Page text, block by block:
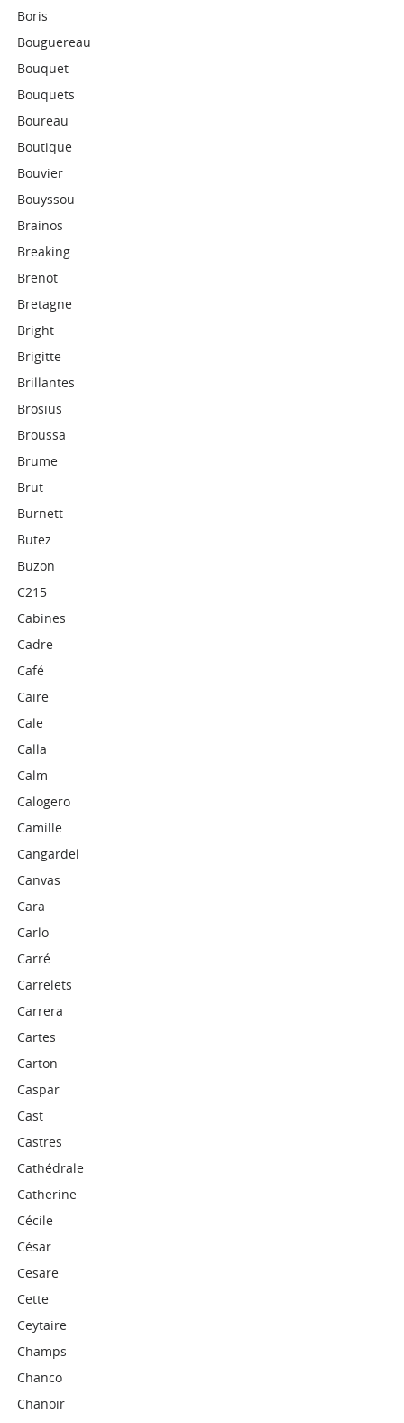
Boris
Bouguereau
Bouquet
Bouquets
Boureau
Boutique
Bouvier
Bouyssou
Brainos
Breaking
Brenot
Bretagne
Bright
Brigitte
Brillantes
Brosius
Broussa
Brume
Brut
Burnett
Butez
Buzon
C215
Cabines
Cadre
Café
Caire
Cale
Calla
Calm
Calogero
Camille
Cangardel
Canvas
Cara
Carlo
Carré
Carrelets
Carrera
Cartes
Carton
Caspar
Cast
Castres
Cathédrale
Catherine
Cécile
César
Cesare
Cette
Ceytaire
Champs
Chanco
Chanoir